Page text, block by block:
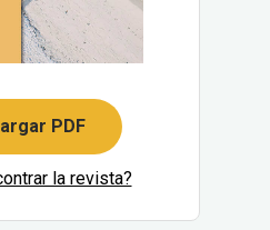
PDF
la revista?